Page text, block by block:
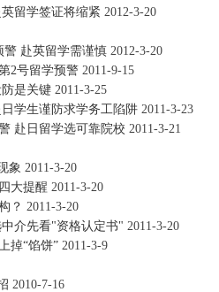
留学签证将缩紧 2012-3-20
警 赴英留学需谨慎2012-3-20
2号留学预警2011-9-15
是关键2011-3-25
学生谨防求学务工陷阱2011-3-23
赴日留学选可靠院校 2011-3-21
象 2011-3-20
大提醒 2011-3-20
？ 2011-3-20
介先看"资格认定书" 2011-3-20
掉“馅饼”2011-3-9
2010-7-16